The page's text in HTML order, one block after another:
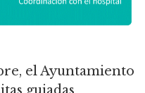
el Ayuntamiento